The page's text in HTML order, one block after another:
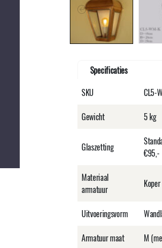
Specificaties
SKU
CL5-
Gewicht
5 kg
Glaszetting
€95,-
Materiaal
armatuur
Koper
Uitvoeringsvorm
Armatuur maat
M